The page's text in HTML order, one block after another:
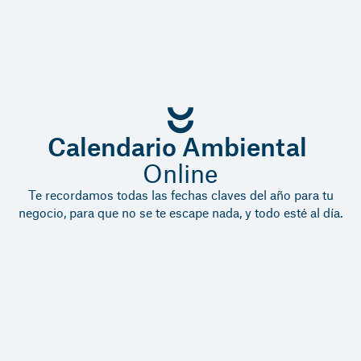
Calendario Ambiental
Online
Te recordamos todas las fechas claves del año para tu
negocio, para que no se te escape nada, y todo esté al día.